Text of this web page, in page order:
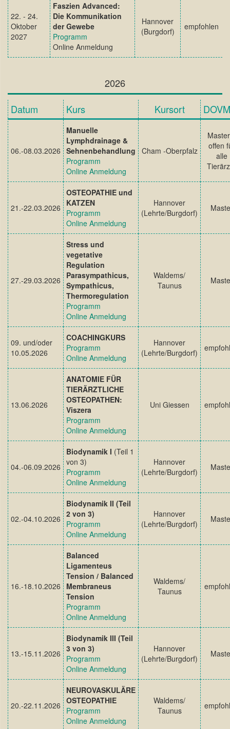
22. - 24.
Oktober
2027
Faszien Advanced:
Die Kommunikation
der Gewebe
Programm
Online Anmeldung
Hannover
(Burgdorf)
empfohlen
2026
Datum
Kurs Kursort
06.-08.03.2026
Manuelle
Lymphdrainage &
Sehnenbehandlung
Programm
Online Anmeldung
Cham -Oberpfalz
offen
alle
21.-22.03.2026
OSTEOPATHIE und
KATZEN
Programm
Online Anmeldung
Hannover
(Lehrte/Burgdorf)
27.-29.03.2026
Stress und
vegetative
Regulation
Parasympathicus,
Sympathicus,
Thermoregulation
Programm
Online Anmeldung
Waldems/
Taunus
09. und/oder
10.05.2026
COACHINGKURS
Programm
Online Anmeldung
Hannover
(Lehrte/Burgdorf)
13.06.2026
ANATOMIE FÜR
TIERÄRZTLICHE
OSTEOPATHEN:
Viszera
Programm
Online Anmeldung
Uni Giessen
04.-06.09.2026
Biodynamik I (Teil 1
von 3)
Programm
Online Anmeldung
Hannover
(Lehrte/Burgdorf)
02.-04.10.2026
Biodynamik II (Teil
2 von 3)
Programm
Online Anmeldung
Hannover
(Lehrte/Burgdorf)
16.-18.10.2026
Balanced
Ligamenteus
Tension / Balanced
Membraneus
Tension
Programm
Online Anmeldung
Waldems/
Taunus
13.-15.11.2026
Biodynamik III (Teil
3 von 3)
Programm
Online Anmeldung
Hannover
(Lehrte/Burgdorf)
20.-22.11.2026
NEUROVASKULÄRE
OSTEOPATHIE
Programm
Online Anmeldung
Waldems/
Taunus